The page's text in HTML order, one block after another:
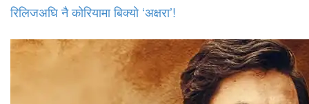
रिलिजअघि नै कोरियामा बिक्यो ‘अक्षरा’!